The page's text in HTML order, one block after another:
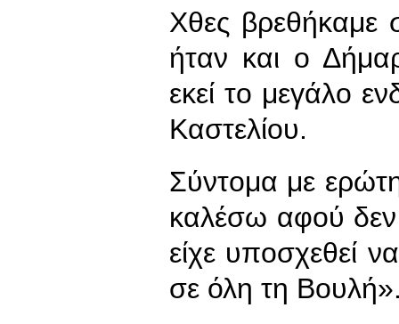
Χθες βρεθήκαμε
ήταν και ο
εκεί το μεγάλο
Καστελίου.
Σύντομα με
καλέσω αφού
είχε υποσχεθεί
σε όλη τη